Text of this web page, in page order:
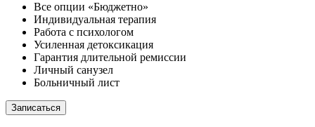
Все опции «Бюджетно»
Индивидуальная терапия
Работа с психологом
Усиленная детоксикация
Гарантия длительной ремиссии
Личный санузел
Больничный лист
Записаться